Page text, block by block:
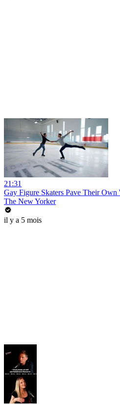
21:31
Gay Figure Skaters Pave Their Own
The New Yorker
il y a 5 mois